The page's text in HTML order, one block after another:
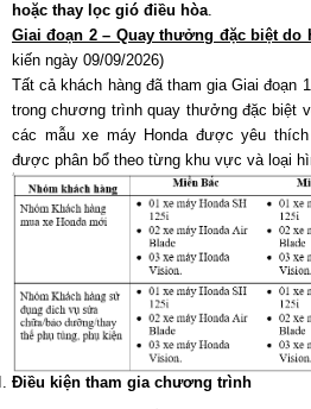
hoặc thay lọc gió điều hòa.
Giai đoạn 2 – Quay thưởng đặc biệt do
kiến ngày 09/09/2026)
Tất cả khách hàng đã tham gia Giai đoạn
trong chương trình quay thưởng đặc biệt
các mẫu xe máy Honda được yêu
được phân bổ theo từng khu vực và loại
Điều kiện tham gia chương trình